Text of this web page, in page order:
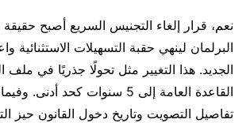
نعم، قرار إلغاء التجنيس السريع أصبح
البرلمان لينهي حقبة التسهيلات الاستثنائية
الجديد. هذا التغيير مثل تحولًا جذريًا في ملف
القاعدة العامة إلى 5 سنوات كحد
تفاصيل التصويت وتاريخ دخول القانون حيز